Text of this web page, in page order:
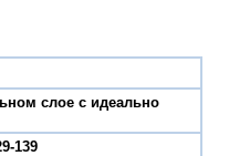
слое с идеально
139